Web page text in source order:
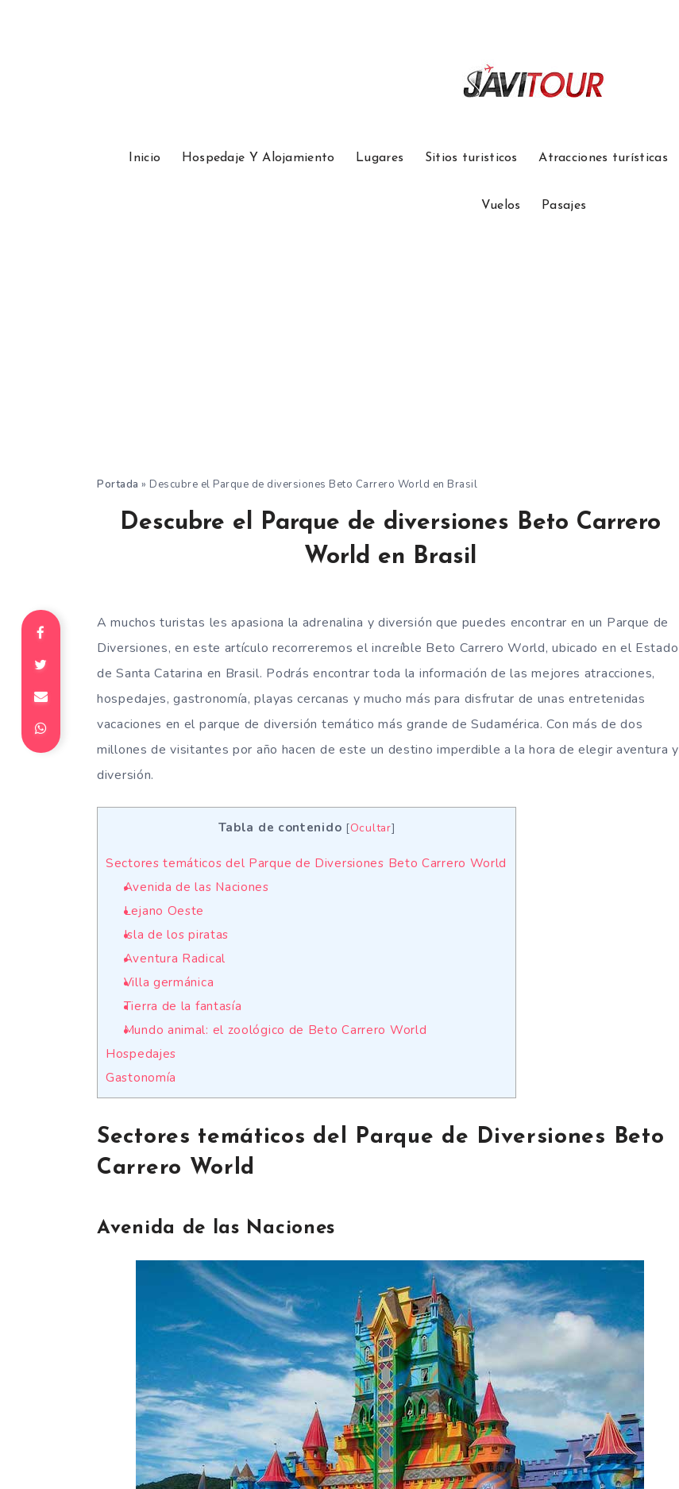
Inicio Hospedaje Y Alojamiento Lugares Sitios turisticos Atracciones turísticas
Vuelos Pasajes
Portada » Descubre el Parque de diversiones Beto Carrero World en Brasil
Descubre el Parque de diversiones Beto Carrero
World en Brasil
A muchos turistas les apasiona la adrenalina y diversión que puedes encontrar en un Parque de
Diversiones, en este artículo recorreremos el increíble Beto Carrero World, ubicado en el Estado
de Santa Catarina en Brasil. Podrás encontrar toda la información de las mejores atracciones,
hospedajes, gastronomía, playas cercanas y mucho más para disfrutar de unas entretenidas
vacaciones en el parque de diversión temático más grande de Sudamérica. Con más de dos
millones de visitantes por año hacen de este un destino imperdible a la hora de elegir aventura y
diversión.
Tabla de contenido [Ocultar]
Sectores temáticos del Parque de Diversiones Beto Carrero World
Avenida de las Naciones
Lejano Oeste
Isla de los piratas
Aventura Radical
Villa germánica
Tierra de la fantasía
Mundo animal: el zoológico de Beto Carrero World
Hospedajes
Gastonomía
Sectores temáticos del Parque de Diversiones Beto
Carrero World
Avenida de las Naciones